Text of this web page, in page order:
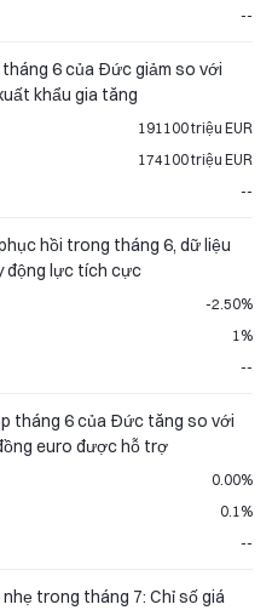
--
6 của Đức giảm so với
khẩu gia tăng
191100 triệu EUR
174100 triệu EUR
--
hồi trong tháng 6, dữ liệu
động lực tích cực
-2.50%
1%
--
tháng 6 của Đức tăng so với
euro được hỗ trợ
0.00%
0.1%
--
trong tháng 7: Chỉ số giá